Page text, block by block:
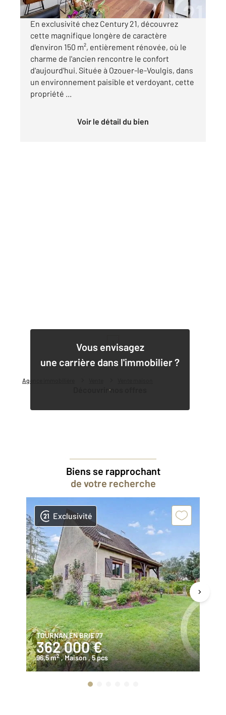
Agence immobilière
En exclusivité chez Century 21, découvrez
cette magnifique longère de caractère
d'environ 150 m², entièrement rénovée, où le
charme de l'ancien rencontre le confort
d'aujourd'hui. Située à Ozouer-le-Voulgis, dans
un environnement paisible et verdoyant, cette
propriété ...
Voir le détail du bien
Vous envisagez
une carrière dans l'immobilier ?
Découvrir nos offres
Biens se rapprochant
de votre recherche
Exclusivité
TOURNAN EN BRIE 77
362 000 €
96,5 m2 , Maison , 5 pcs